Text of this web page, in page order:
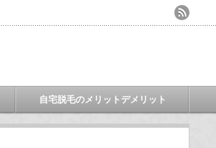
自宅脱毛のメリットデメリット